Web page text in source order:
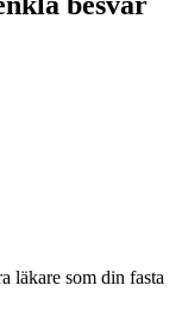
läkare som din fasta